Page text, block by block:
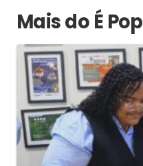
Mais do É Pop